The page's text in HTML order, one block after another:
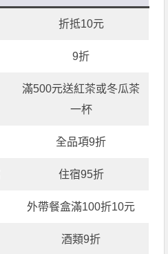
折抵10元
9折
滿500元送紅茶或冬瓜茶
一杯
全品項9折
住宿95折
外帶餐盒滿100折10元
酒類9折